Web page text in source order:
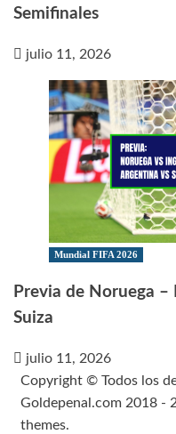
Semifinales
julio 11, 2026
Mundial FIFA 2026
Previa de Noruega
Suiza
julio 11, 2026
Copyright © Todos los
Goldepenal.com 2018 -
themes.